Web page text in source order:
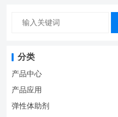
分类
产品中心
产品应用
弹性体助剂